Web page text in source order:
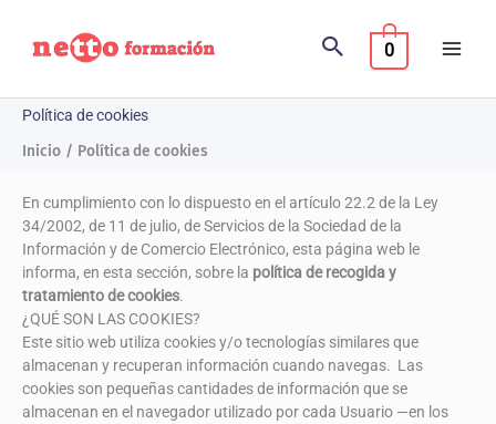
contenido
0
Política de cookies
Inicio Política de cookies
En cumplimiento con lo dispuesto en el artículo 22.2 de la Ley
34/2002, de 11 de julio, de Servicios de la Sociedad de la
Información y de Comercio Electrónico, esta página web le
informa, en esta sección, sobre la política de recogida y
tratamiento de cookies.
¿QUÉ SON LAS COOKIES?
Este sitio web utiliza cookies y/o tecnologías similares que
almacenan y recuperan información cuando navegas. Las
cookies son pequeñas cantidades de información que se
almacenan en el navegador utilizado por cada Usuario —en los